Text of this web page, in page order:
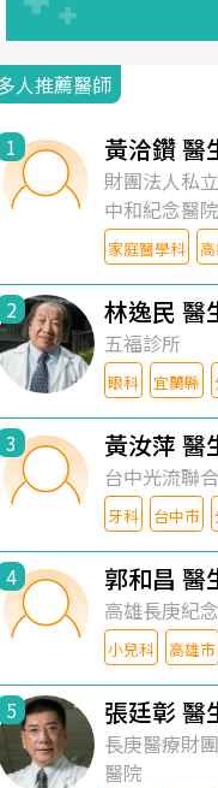
人推薦醫師
1 黃洽鑽 醫
財團法人私
中和紀念醫院
家庭醫學科
2 林逸民 醫
五福診所
眼科 宜蘭縣
3 黃汝萍 醫
台中光流聯
牙科 台中市
4 郭和昌 醫
高雄長庚紀
小兒科 高雄市
5 張廷彰 醫
長庚醫療財
醫院